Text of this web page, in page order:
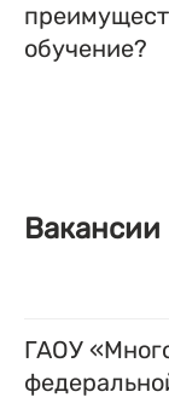
обучение?
Вакансии
ГАОУ